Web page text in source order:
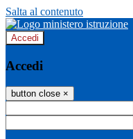
Salta al contenuto
Accedi
Accedi
button close ×